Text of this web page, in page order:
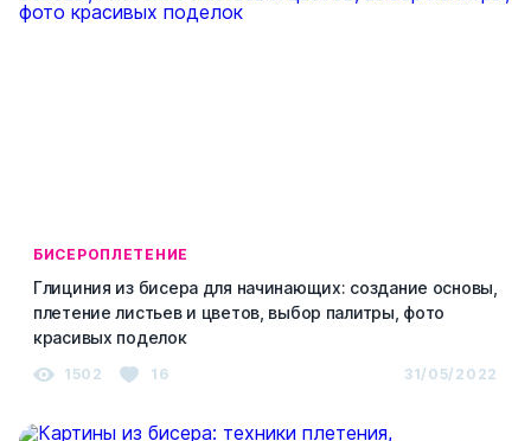
БИСЕРОПЛЕТЕНИЕ
Глициния из бисера для начинающих: создание основы,
плетение листьев и цветов, выбор палитры, фото
красивых поделок
1502 16 31/05/2022